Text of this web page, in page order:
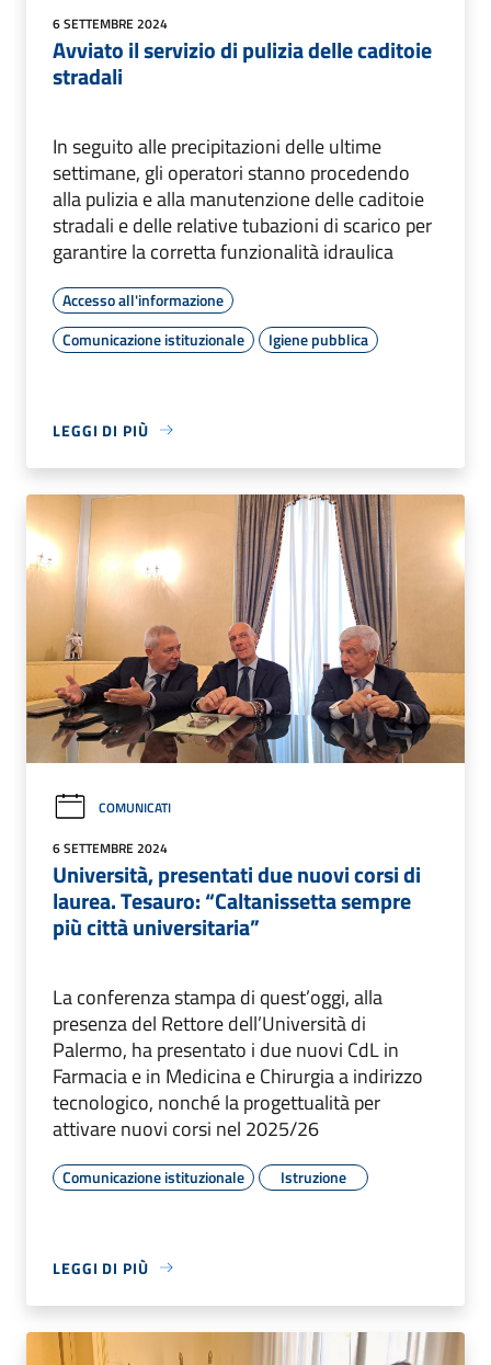
6 SETTEMBRE 2024
Avviato il servizio di pulizia delle caditoie
stradali
In seguito alle precipitazioni delle ultime
settimane, gli operatori stanno procedendo
alla pulizia e alla manutenzione delle caditoie
stradali e delle relative tubazioni di scarico per
garantire la corretta funzionalità idraulica
Accesso all'informazione
Comunicazione istituzionale
Igiene pubblica
LEGGI DI PIÙ
COMUNICATI
6 SETTEMBRE 2024
Università, presentati due nuovi corsi di
laurea. Tesauro: “Caltanissetta sempre
più città universitaria”
La conferenza stampa di quest’oggi, alla
presenza del Rettore dell’Università di
Palermo, ha presentato i due nuovi CdL in
Farmacia e in Medicina e Chirurgia a indirizzo
tecnologico, nonché la progettualità per
attivare nuovi corsi nel 2025/26
Comunicazione istituzionale Istruzione
LEGGI DI PIÙ